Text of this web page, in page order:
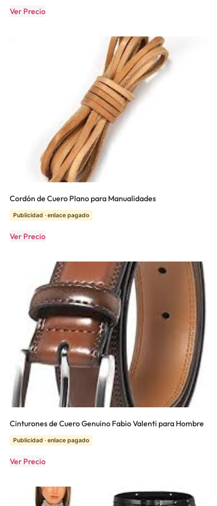
Ver Precio
Cordón de Cuero Plano para Manualidades
Publicidad · enlace pagado
Ver Precio
Cinturones de Cuero Genuino Fabio Valenti para Hombre
Publicidad · enlace pagado
Ver Precio